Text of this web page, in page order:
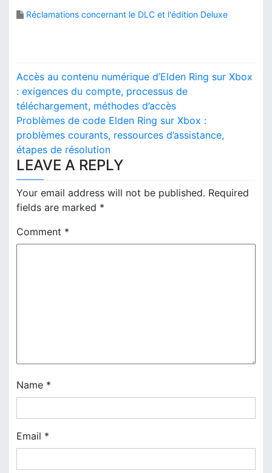
Réclamations concernant le DLC et l'édition Deluxe
P
o
s
t
n
a
v
i
Accès au contenu numérique d’Elden Ring sur Xbox
: exigences du compte, processus de
téléchargement, méthodes d’accès
Problèmes de code Elden Ring sur Xbox :
problèmes courants, ressources d’assistance,
étapes de résolution
LEAVE A REPLY
Your email address will not be published. Required
fields are marked *
Comment *
Name *
Email *